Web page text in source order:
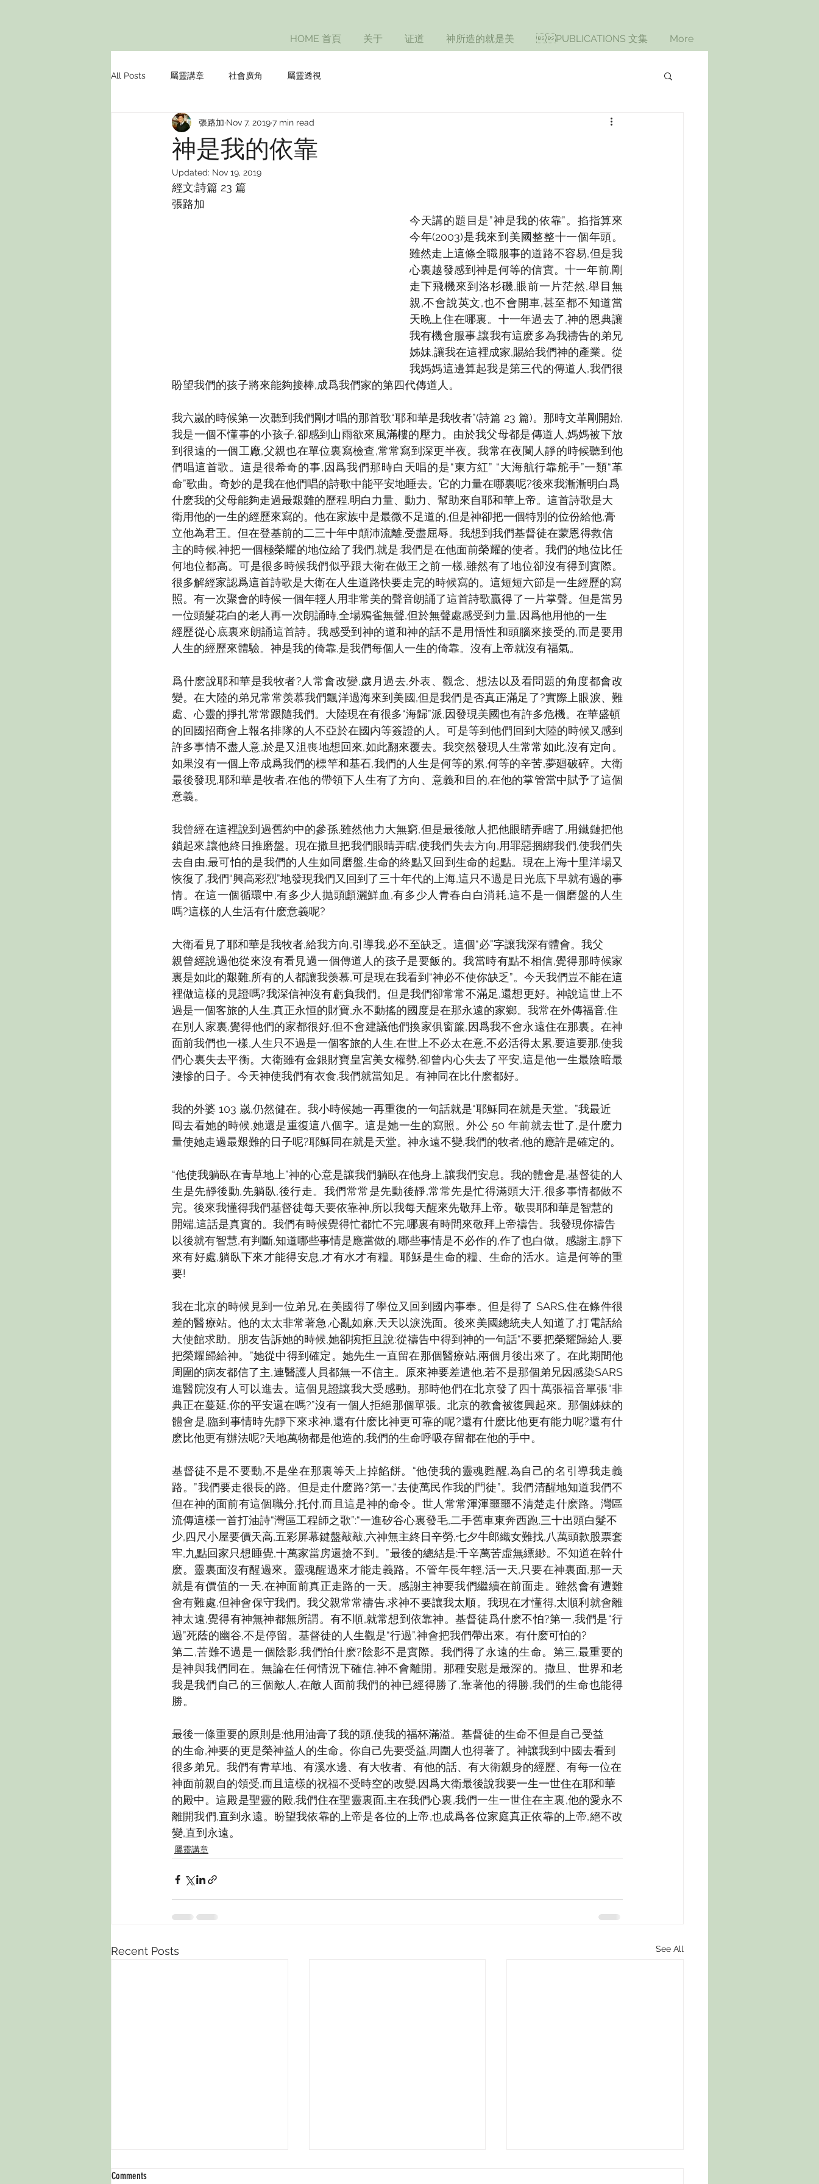
HOME 首頁 关于 证道 神所造的就是美 PUBLICATIONS 文集 More
All Posts 屬靈講章 社會廣角 屬靈透視
神是我的依靠
張路加 Nov 7, 20197 min read
Updated: Nov 19, 2019
經文:詩篇 23 篇
張路加
今天講的題目是”神是我的依靠”。掐指算來
今年(2003)是我來到美國整整十一個年頭。
雖然走上這條全職服事的道路不容易,但是我
心裏越發感到神是何等的信實。十一年前,剛
走下飛機來到洛杉磯,眼前一片茫然,舉目無
親,不會說英文,也不會開車,甚至都不知道當
天晚上住在哪裏。十一年過去了,神的恩典讓
我有機會服事,讓我有這麽多為我禱告的弟兄
姊妹,讓我在這裡成家,賜給我們神的產業。從
我媽媽這邊算起我是第三代的傳道人,我們很
盼望我們的孩子將來能夠接棒,成爲我們家的第四代傳道人。
我六嵗的時候第一次聽到我們剛才唱的那首歌“耶和華是我牧者”(詩篇 23 篇)。那時文革剛開始,
我是一個不懂事的小孩子,卻感到山雨欲來風滿樓的壓力。由於我父母都是傳道人,媽媽被下放
到很遠的一個工廠,父親也在單位裏寫檢查,常常寫到深更半夜。我常在夜闌人靜的時候聽到他
們唱這首歌。這是很希奇的事,因爲我們那時白天唱的是“東方紅” “大海航行靠舵手”一類“革
命”歌曲。奇妙的是我在他們唱的詩歌中能平安地睡去。它的力量在哪裏呢?後來我漸漸明白爲
什麽我的父母能夠走過最艱難的歷程,明白力量、動力、幫助來自耶和華上帝。這首詩歌是大
衛用他的一生的經歷來寫的。他在家族中是最微不足道的,但是神卻把一個特別的位份給他,膏
立他為君王。但在登基前的二三十年中顛沛流離,受盡屈辱。我想到我們基督徒在蒙恩得救信
主的時候,神把一個極榮耀的地位給了我們,就是:我們是在他面前榮耀的使者。我們的地位比任
何地位都高。可是很多時候我們似乎跟大衛在做王之前一樣,雖然有了地位卻沒有得到實際。
很多解經家認爲這首詩歌是大衛在人生道路快要走完的時候寫的。這短短六節是一生經歷的寫
照。有一次聚會的時候一個年輕人用非常美的聲音朗誦了這首詩歌贏得了一片掌聲。但是當另
一位頭髮花白的老人再一次朗誦時,全場鴉雀無聲,但於無聲處感受到力量,因爲他用他的一生
經歷從心底裏來朗誦這首詩。我感受到神的道和神的話不是用悟性和頭腦來接受的,而是要用
人生的經歷來體驗。神是我的倚靠,是我們每個人一生的倚靠。沒有上帝就沒有福氣。
爲什麽說耶和華是我牧者?人常會改變,歲月過去,外表、觀念、想法以及看問題的角度都會改
變。在大陸的弟兄常常羡慕我們飄洋過海來到美國,但是我們是否真正滿足了?實際上眼淚、難
處、心靈的掙扎常常跟隨我們。大陸現在有很多“海歸”派,因發現美國也有許多危機。在華盛頓
的回國招商會上報名排隊的人不亞於在國内等簽證的人。可是等到他們回到大陸的時候又感到
許多事情不盡人意,於是又沮喪地想回來,如此翻來覆去。我突然發現人生常常如此,沒有定向。
如果沒有一個上帝成爲我們的標竿和基石,我們的人生是何等的累,何等的辛苦,夢廻破碎。大衛
最後發現,耶和華是牧者,在他的帶領下人生有了方向、意義和目的,在他的掌管當中賦予了這個
意義。
我曾經在這裡說到過舊約中的參孫,雖然他力大無窮,但是最後敵人把他眼睛弄瞎了,用鐵鏈把他
鎖起來,讓他終日推磨盤。現在撒旦把我們眼睛弄瞎,使我們失去方向,用罪惡捆綁我們,使我們失
去自由,最可怕的是我們的人生如同磨盤,生命的終點又回到生命的起點。現在上海十里洋場又
恢復了,我們“興高彩烈”地發現我們又回到了三十年代的上海,這只不過是日光底下早就有過的事
情。在這一個循環中,有多少人抛頭顱灑鮮血,有多少人青春白白消耗,這不是一個磨盤的人生
嗎?這樣的人生活有什麽意義呢?
大衛看見了耶和華是我牧者,給我方向,引導我,必不至缺乏。這個“必”字讓我深有體會。我父
親曾經說過他從來沒有看見過一個傳道人的孩子是要飯的。我當時有點不相信,覺得那時候家
裏是如此的艱難,所有的人都讓我羡慕,可是現在我看到“神必不使你缺乏”。今天我們豈不能在這
裡做這樣的見證嗎?我深信神沒有虧負我們。但是我們卻常常不滿足,還想更好。神說這世上不
過是一個客旅的人生,真正永恒的財寶,永不動搖的國度是在那永遠的家鄉。我常在外傳福音,住
在別人家裏,覺得他們的家都很好,但不會建議他們換家俱窗簾,因爲我不會永遠住在那裏。在神
面前我們也一樣,人生只不過是一個客旅的人生,在世上不必太在意,不必活得太累,要這要那,使我
們心裏失去平衡。大衛雖有金銀財寶皇宮美女權勢,卻曾内心失去了平安,這是他一生最陰暗最
淒慘的日子。今天神使我們有衣食,我們就當知足。有神同在比什麽都好。
我的外婆 103 嵗,仍然健在。我小時候她一再重復的一句話就是“耶穌同在就是天堂。”我最近
囘去看她的時候,她還是重復這八個字。這是她一生的寫照。外公 50 年前就去世了,是什麽力
量使她走過最艱難的日子呢?耶穌同在就是天堂。神永遠不變,我們的牧者,他的應許是確定的。
“他使我躺臥在青草地上”神的心意是讓我們躺臥在他身上,讓我們安息。我的體會是,基督徒的人
生是先靜後動,先躺臥,後行走。我們常常是先動後靜,常常先是忙得滿頭大汗,很多事情都做不
完。後來我懂得我們基督徒每天要依靠神,所以我每天醒來先敬拜上帝。敬畏耶和華是智慧的
開端,這話是真實的。我們有時候覺得忙都忙不完,哪裏有時間來敬拜上帝禱告。我發現你禱告
以後就有智慧,有判斷,知道哪些事情是應當做的,哪些事情是不必作的,作了也白做。感謝主,靜下
來有好處,躺臥下來才能得安息,才有水才有糧。耶穌是生命的糧、生命的活水。這是何等的重
要!
我在北京的時候見到一位弟兄,在美國得了學位又回到國内事奉。但是得了 SARS,住在條件很
差的醫療站。他的太太非常著急,心亂如麻,天天以淚洗面。後來美國總統夫人知道了,打電話給
大使館求助。朋友告訴她的時候,她卻捥拒且說:從禱告中得到神的一句話“不要把榮耀歸給人,要
把榮耀歸給神。”她從中得到確定。她先生一直留在那個醫療站,兩個月後出來了。在此期間他
周圍的病友都信了主,連醫護人員都無一不信主。原來神要差遣他,若不是那個弟兄因感染SARS
進醫院沒有人可以進去。這個見證讓我大受感動。那時他們在北京發了四十萬張福音單張“非
典正在蔓延,你的平安還在嗎?”沒有一個人拒絕那個單張。北京的教會被復興起來。那個姊妹的
體會是,臨到事情時先靜下來求神,還有什麽比神更可靠的呢?還有什麽比他更有能力呢?還有什
麽比他更有辦法呢?天地萬物都是他造的,我們的生命呼吸存留都在他的手中。
基督徒不是不要動,不是坐在那裏等天上掉餡餅。“他使我的靈魂甦醒,為自己的名引導我走義
路。”我們要走很長的路。但是走什麽路?第一,“去使萬民作我的門徒”。我們清醒地知道我們不
但在神的面前有這個職分,托付,而且這是神的命令。世人常常渾渾噩噩不清楚走什麽路。灣區
流傳這樣一首打油詩“灣區工程師之歌”:“一進矽谷心裏發毛,二手舊車東奔西跑,三十出頭白髮不
少,四尺小屋要價天高,五彩屏幕鍵盤敲敲,六神無主終日辛勞,七夕牛郎織女難找,八萬頭款股票套
牢,九點回家只想睡覺,十萬家當房還搶不到。”最後的總結是:千辛萬苦虛無縹緲。不知道在幹什
麽。靈裏面沒有醒過來。靈魂醒過來才能走義路。不管年長年輕,活一天,只要在神裏面,那一天
就是有價值的一天,在神面前真正走路的一天。感謝主神要我們繼續在前面走。雖然會有遭難
會有難處,但神會保守我們。我父親常常禱告,求神不要讓我太順。我現在才懂得,太順利就會離
神太遠,覺得有神無神都無所謂。有不順,就常想到依靠神。基督徒爲什麽不怕?第一,我們是“行
過”死蔭的幽谷,不是停留。基督徒的人生觀是“行過”,神會把我們帶出來。有什麽可怕的?
第二,苦難不過是一個陰影,我們怕什麽?陰影不是實際。我們得了永遠的生命。第三,最重要的
是神與我們同在。無論在任何情況下確信,神不會離開。那種安慰是最深的。撒旦、世界和老
我是我們自己的三個敵人,在敵人面前我們的神已經得勝了,靠著他的得勝,我們的生命也能得
勝。
最後一條重要的原則是:他用油膏了我的頭,使我的福杯滿溢。基督徒的生命不但是自己受益
的生命,神要的更是榮神益人的生命。你自己先要受益,周圍人也得著了。神讓我到中國去看到
很多弟兄。我們有青草地、有溪水邊、有大牧者、有他的話、有大衛親身的經歷、有每一位在
神面前親自的領受,而且這樣的祝福不受時空的改變,因爲大衛最後說我要一生一世住在耶和華
的殿中。這殿是聖靈的殿,我們住在聖靈裏面,主在我們心裏,我們一生一世住在主裏,他的愛永不
離開我們,直到永遠。盼望我依靠的上帝是各位的上帝,也成爲各位家庭真正依靠的上帝,絕不改
變,直到永遠。
屬靈講章
Recent Posts See All
Comments